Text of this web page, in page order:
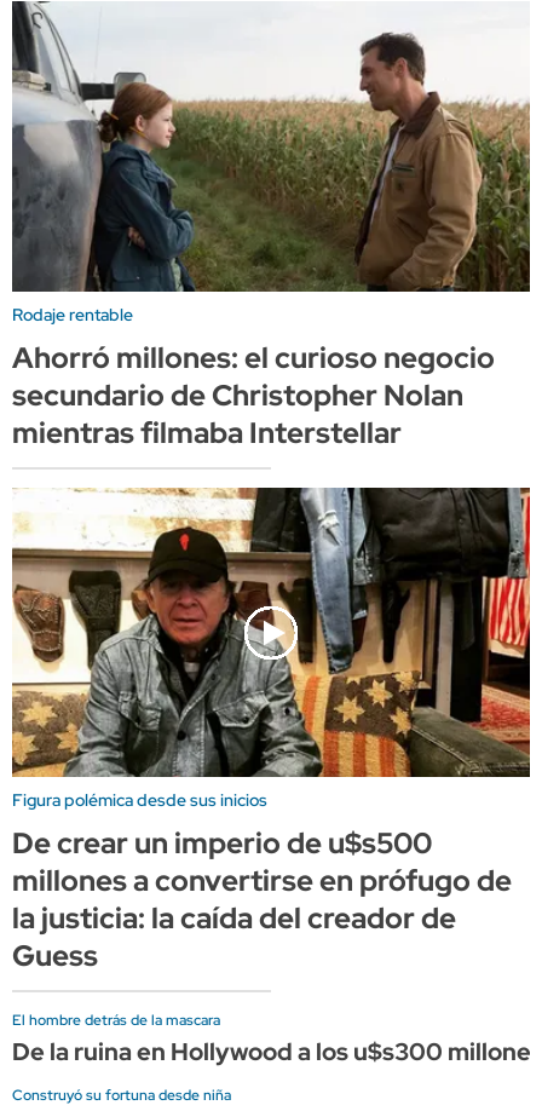
Rodaje rentable
Ahorró millones: el curioso negocio
secundario de Christopher Nolan
mientras filmaba Interstellar
Figura polémica desde sus inicios
De crear un imperio de u$s500
millones a convertirse en prófugo de
la justicia: la caída del creador de
Guess
El hombre detrás de la mascara
De la ruina en Hollywood a los u$s300
Construyó su fortuna desde niña